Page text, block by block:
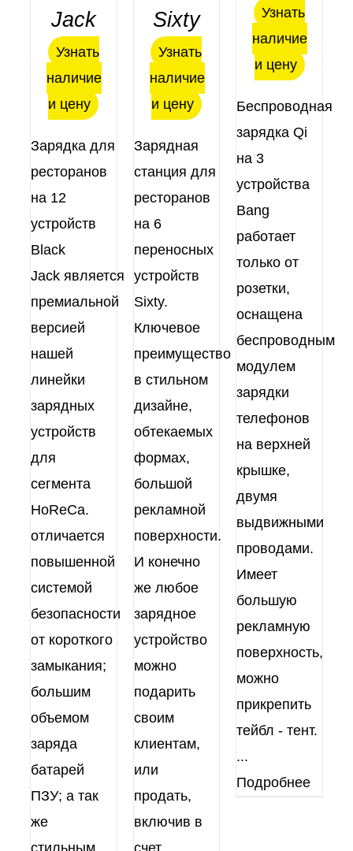
Jack
Узнать
наличие
и цену
Зарядка для
ресторанов
на 12
устройств
Black
Jack является
премиальной
версией
нашей
линейки
зарядных
устройств
для
сегмента
HoReCa.
отличается
повышенной
системой
безопасности
от короткого
замыкания;
большим
объемом
заряда
батарей
ПЗУ; а так
же
Sixty
Узнать
наличие
и цену
Зарядная
станция для
ресторанов
на 6
переносных
устройств
Sixty.
Ключевое
преимущество
в стильном
дизайне,
обтекаемых
формах,
большой
рекламной
поверхности.
И конечно
же любое
зарядное
устройство
можно
подарить
своим
клиентам,
или
продать,
включив в
Узнать
наличие
и цену
Беспроводная
зарядка Qi
на 3
устройства
Bang
работает
только от
розетки,
оснащена
беспроводным
модулем
зарядки
телефонов
на верхней
крышке,
двумя
выдвижными
проводами.
Имеет
большую
рекламную
поверхность,
можно
прикрепить
тейбл - тент.
...
Подробнее